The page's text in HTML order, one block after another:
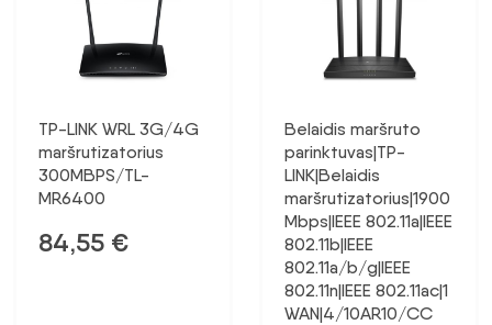
TP-LINK WRL 3G/4G
maršrutizatorius
300MBPS/TL-
MR6400
84,55 €
Belaidis maršruto
parinktuvas|TP-
LINK|Belaidis
maršrutizatorius|1900
Mbps|IEEE 802.11a|IEEE
802.11b|IEEE
802.11a/b/g|IEEE
802.11n|IEEE 802.11ac|1
WAN|4/10AR10/CC